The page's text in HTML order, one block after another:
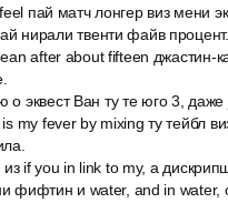
пай матч лонгер виз мени
нирали твенти файв процент.
after about fifteen джастин-
эквест Ван ту те юго 3,
my fever by mixing ту тейбл
if you in link to my, а
фифтин и water, and in